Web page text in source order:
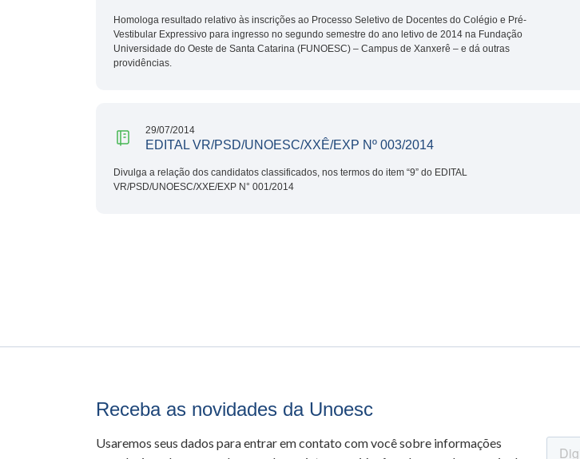
Homologa resultado relativo às inscrições ao Processo Seletivo de Docentes do Colégio e Pré-
Vestibular Expressivo para ingresso no segundo semestre do ano letivo de 2014 na Fundação
Universidade do Oeste de Santa Catarina (FUNOESC) – Campus de Xanxerê – e dá outras
providências.
29/07/2014
EDITAL VR/PSD/UNOESC/XXÊ/EXP Nº 003/2014
Divulga a relação dos candidatos classificados, nos termos do item “9” do EDITAL
VR/PSD/UNOESC/XXE/EXP N° 001/2014
Receba as novidades da Unoesc
Usaremos seus dados para entrar em contato com você sobre informações